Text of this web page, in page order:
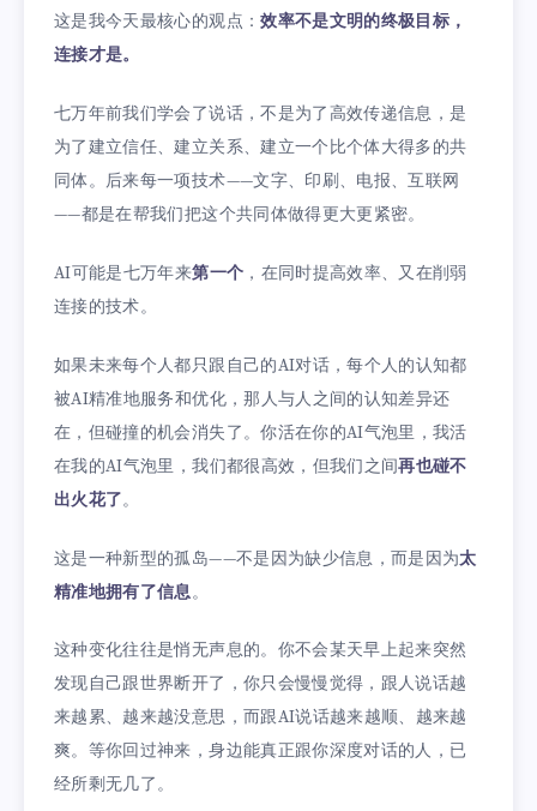
这是我今天最核心的观点：效率不是文明的终极目标，
连接才是。
七万年前我们学会了说话，不是为了高效传递信息，是
为了建立信任、建立关系、建立一个比个体大得多的共
同体。后来每一项技术——文字、印刷、电报、互联网
——都是在帮我们把这个共同体做得更大更紧密。
AI可能是七万年来第一个 ，在同时提高效率、又在削弱
连接的技术。
如果未来每个人都只跟自己的AI对话，每个人的认知都
被AI精准地服务和优化，那人与人之间的认知差异还
在，但碰撞的机会消失了。你活在你的AI气泡里，我活
在我的AI气泡里，我们都很高效，但我们之间再也碰不
出火花了。
这是一种新型的孤岛——不是因为缺少信息，而是因为太
精准地拥有了信息。
这种变化往往是悄无声息的。你不会某天早上起来突然
发现自己跟世界断开了，你只会慢慢觉得，跟人说话越
来越累、越来越没意思，而跟AI说话越来越顺、越来越
爽。等你回过神来，身边能真正跟你深度对话的人，已
经所剩无几了。